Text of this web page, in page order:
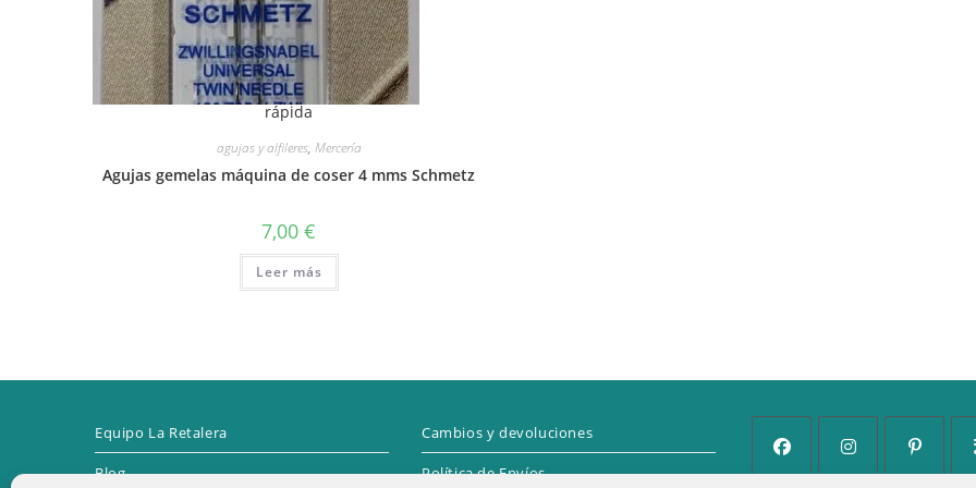
rápida
agujas y alfileres, Mercería
Agujas gemelas máquina de coser 4 mms Schmetz
7,00€
Leer más
Equipo La Retalera
Blog
Cambios y devoluciones
Política de Envíos